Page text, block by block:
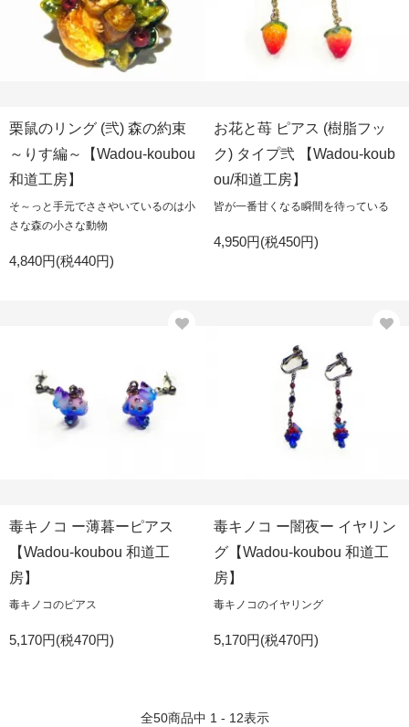
栗鼠のリング (弐) 森の約束
～りす編～【Wadou-koubou
和道工房】
そ～っと手元でささやいているのは小
さな森の小さな動物
4,840円(税440円)
お花と苺 ピアス (樹脂フッ
ク) タイプ弐 【Wadou-koub
ou/和道工房】
皆が一番甘くなる瞬間を待っている
4,950円(税450円)
毒キノコ ー薄暮ーピアス
【Wadou-koubou 和道工
房】
毒キノコのピアス
5,170円(税470円)
毒キノコ ー闇夜ー イヤリン
グ【Wadou-koubou 和道工
房】
毒キノコのイヤリング
5,170円(税470円)
全50商品中 1 - 12表示